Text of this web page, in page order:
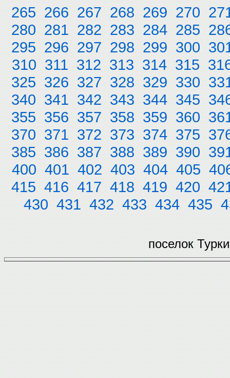
265 266 267 268 269 270
280 281 282 283 284 285
295 296 297 298 299 300
310 311 312 313 314 315
325 326 327 328 329 330
340 341 342 343 344 345
355 356 357 358 359 360
370 371 372 373 374 375
385 386 387 388 389 390
400 401 402 403 404 405
415 416 417 418 419 420
430 431 432 433 434 435
поселок